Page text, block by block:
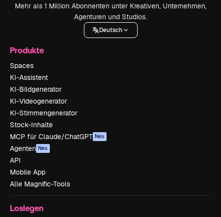
Mehr als 1 Million Abonnenten unter Kreativen, Unternehmen,
Agenturen und Studios.
Deutsch
Produkte
Spaces
KI-Assistent
KI-Bildgenerator
KI-Videogenerator
KI-Stimmengenerator
Stock-Inhalte
MCP für Claude/ChatGPT Neu
Agenten Neu
API
Mobile App
Alle Magnific-Tools
Loslegen